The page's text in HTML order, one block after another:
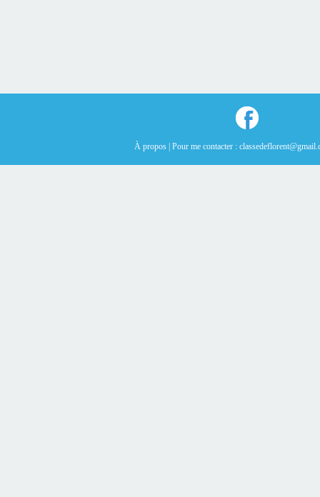
À propos | Pour me contacter :